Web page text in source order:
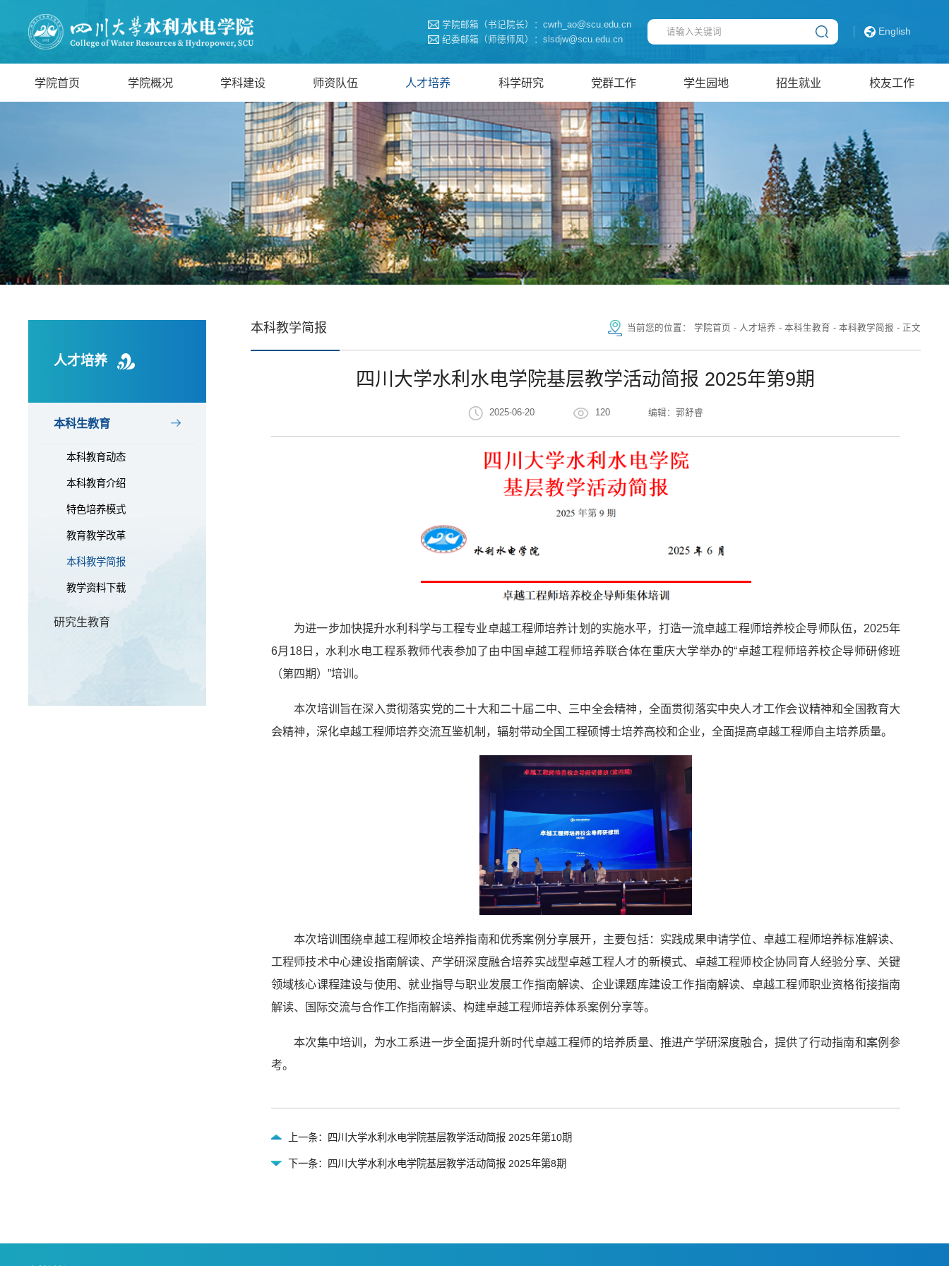
学院邮箱（书记院长）：cwrh_ao@scu.edu.cn
纪委邮箱（师德师风）：slsdjw@scu.edu.cn
English
学院首页 学院概况 学科建设 师资队伍 人才培养 科学研究 党群工作 学生园地 招生就业 校友工作
人才培养
本科生教育
本科教育动态
本科教育介绍
特色培养模式
教育教学改革
本科教学简报
教学资料下载
研究生教育
本科教学简报 当前您的位置： 学院首页 - 人才培养 - 本科生教育 - 本科教学简报 - 正文
四川大学水利水电学院基层教学活动简报 2025年第9期
2025-06-20 120 编辑：郭舒睿
为进一步加快提升水利科学与工程专业卓越工程师培养计划的实施水平，打造一流卓越工程师培养校企导师队伍，2025年
6月18日，水利水电工程系教师代表参加了由中国卓越工程师培养联合体在重庆大学举办的“卓越工程师培养校企导师研修班
（第四期）”培训。
本次培训旨在深入贯彻落实党的二十大和二十届二中、三中全会精神，全面贯彻落实中央人才工作会议精神和全国教育大
会精神，深化卓越工程师培养交流互鉴机制，辐射带动全国工程硕博士培养高校和企业，全面提高卓越工程师自主培养质量。
本次培训围绕卓越工程师校企培养指南和优秀案例分享展开，主要包括：实践成果申请学位、卓越工程师培养标准解读、
工程师技术中心建设指南解读、产学研深度融合培养实战型卓越工程人才的新模式、卓越工程师校企协同育人经验分享、关键
领域核心课程建设与使用、就业指导与职业发展工作指南解读、企业课题库建设工作指南解读、卓越工程师职业资格衔接指南
解读、国际交流与合作工作指南解读、构建卓越工程师培养体系案例分享等。
本次集中培训，为水工系进一步全面提升新时代卓越工程师的培养质量、推进产学研深度融合，提供了行动指南和案例参
考。
上一条：四川大学水利水电学院基层教学活动简报 2025年第10期
下一条：四川大学水利水电学院基层教学活动简报 2025年第8期